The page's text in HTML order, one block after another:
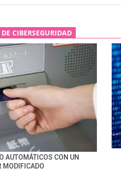
CIBERSEGURIDAD
AUTOMÁTICOS CON UN
MODIFICADO